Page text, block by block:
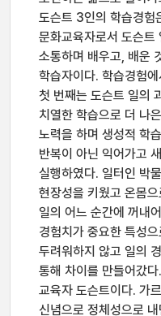
도슨트 3인의 학습경험
문화교육자로서 도슨트
소통하며 배우고, 배운
학습자이다. 학습경험
첫 번째는 도슨트 일의
치열한 학습으로 더 나
노력을 하며 생성적 학
반복이 아닌 익어가고
실행하였다. 일터인 박
현장성을 키웠고 온몸
일의 어느 순간에 꺼내
경험치가 중요한 특성
두려워하지 않고 일의
통해 차이를 만들어갔
교육자 도슨트이다. 가
신념으로 정체성으로